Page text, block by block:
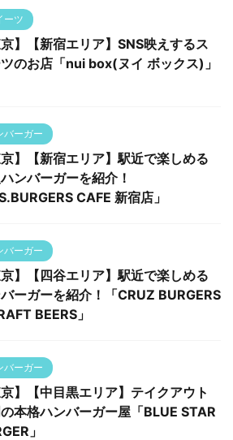
ーツ
京】【新宿エリア】SNS映えするス
のお店「nui box(ヌイ ボックス)」
バーガー
京】【新宿エリア】駅近で楽しめる
ンバーガーを紹介！
CAFE 新宿店」
バーガー
京】【四谷エリア】駅近で楽しめる
ーガーを紹介！「CRUZ BURGERS
BEERS」
バーガー
京】【中目黒エリア】テイクアウト
本格ハンバーガー屋「BLUE STAR
」